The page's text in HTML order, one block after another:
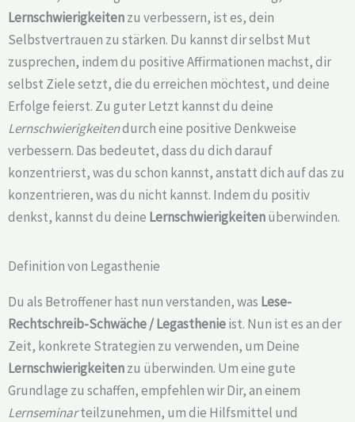
Lernschwierigkeitenzu verbessern, ist es, dein
Selbstvertrauen zu stärken. Du kannst dir selbst Mut
zusprechen, indem du positive Affirmationen machst, dir
selbst Ziele setzt, die du erreichen möchtest, und deine
Erfolge feierst. Zu guter Letzt kannst du deine
Lernschwierigkeitendurch eine positive Denkweise
verbessern. Das bedeutet, dass du dich darauf
konzentrierst, was du schon kannst, anstatt dich auf das zu
konzentrieren, was du nicht kannst. Indem du positiv
denkst, kannst du deine Lernschwierigkeitenüberwinden.
Definition von Legasthenie
Du als Betroffener hast nun verstanden, was Lese-
Rechtschreib-Schwäche /Legasthenieist. Nun ist es an der
Zeit, konkrete Strategien zu verwenden, um Deine
Lernschwierigkeitenzu überwinden. Um eine gute
Grundlage zu schaffen, empfehlen wir Dir, an einem
Lernseminarteilzunehmen, um die Hilfsmittel und